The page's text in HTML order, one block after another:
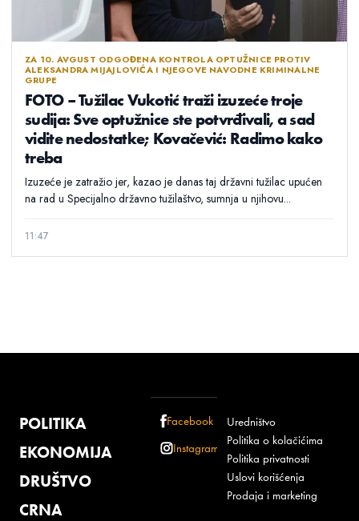
ZA 10. AVGUST ODGOĐENA KONTROLA OPTUŽNICE PROTIV
ALEKSANDRA MIJAJLOVIĆA I NJEGOVE NAVODNE KRIMINALNE
GRUPE
FOTO – Tužilac Vukotić traži izuzeće troje
sudija: Sve optužnice ste potvrđivali, a sad
vidite nedostatke; Kovačević: Radimo kako
treba
Izuzeće je zatražio jer, kazao je danas taj državni tužilac upućen
na rad u Specijalno državno tužilaštvo, sumnja u njihovu...
11:47
POLITIKA
EKONOMIJA
DRUŠTVO
CRNA
Facebook
Instagram
Uredništvo
Politika o kolačićima
Politika privatnosti
Uslovi korišćenja
Prodaja i marketing